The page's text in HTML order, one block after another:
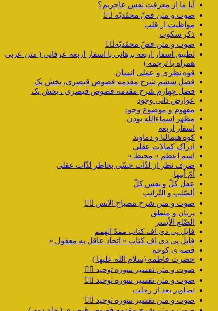
آیا ما از معرفت نفس عاجزیم؟
صوت و متن فصّ محمّدیّه ۲️⃣
مواظبت از قلب
ذکر سکوت
صوت و متن فصّ محمّدیّه۱️⃣
تطبیق اسفار اربعه برهانی با اسفار اربعه عرفانی ( متن عربی
همراه با ترجمه )
قوه نظری و عملی انسان
فصل ششم شرح مقدمه فصوص قیصری، بخش یک
فصل چهارم شرح مقدمه فصوص قیصری ، بخش یک
عوارض ذاتی وجود
مفهوم و موضوع وجود
مظهر اسماءالله بودن
اسفار اربعه
کوه هیمالیا و دماوند
ادراک کمالات عقلی
اسم اعظم « محیط »
صرف نظر از لذّات حسّی بخاطر لذّات عقلی
أمّ أبیها
عقل کلّ و نفس کلّ
ألصّلب و التّرائب
صوت و متن شرح مصباح الانس ۹️⃣
پریان و منطق
الضّلع الأیسر
فایل پی دی اف کتاب ممدّ الهمم
فایل پی دی اف کتاب « اتحاد عاقل به معقول »
قصه ی کوچه
حضرت فاطمه (سلام الله علیها )
صوت و متن تفسیر سوره توحید ۴️⃣
صوت و متن تفسیر سوره توحید ۳️⃣
تصاویر بعد از رحلت
صوت و متن تفسیر سوره توحید ۲️⃣